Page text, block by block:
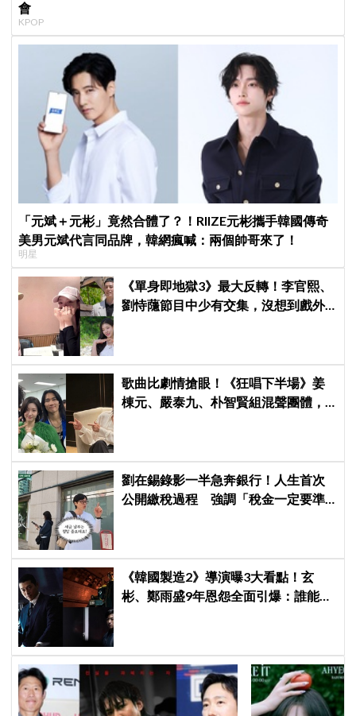
會
KPOP
「元斌＋元彬」竟然合體了？！RIIZE元彬攜手韓國傳奇
美男元斌代言同品牌，韓網瘋喊：兩個帥哥來了！
明星
《單身即地獄3》最大反轉！李官熙、
劉恃蘟節目中少有交集，沒想到戲外
歌曲比劇情搶眼！《狂唱下半場》姜
棟元、嚴泰九、朴智賢組混聲團體，
劉在錫錄影一半急奔銀行！人生首次
公開繳稅過程 強調「稅金一定要準
《韓國製造2》導演曝3大看點！玄
彬、鄭雨盛9年恩怨全面引爆：誰能活